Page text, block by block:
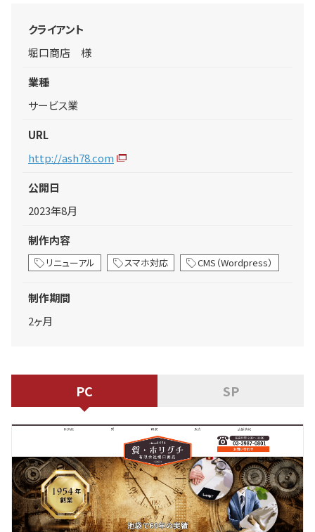
クライアント
堀口商店 様
業種
サービス業
URL
http://ash78.com
公開日
2023年8月
制作内容
リニューアル スマホ対応 CMS（Wordpress）
制作期間
2ヶ月
PC SP